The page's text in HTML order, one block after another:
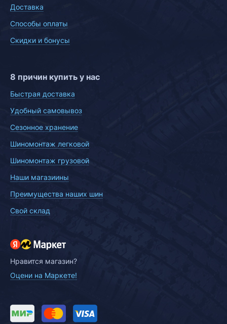
Доставка
Способы оплаты
Скидки и бонусы
8 причин купить у нас
Быстрая доставка
Удобный самовывоз
Сезонное хранение
Шиномонтаж легковой
Шиномонтаж грузовой
Наши магазиины
Преимущества наших шин
Свой склад
Нравится магазин?
Оцени на Маркете!